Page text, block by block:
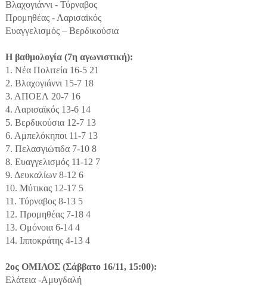
Βλαχογιάννι - Τύρναβος
Προμηθέας - Λαρισαϊκός
Ευαγγελισμός – Βερδικούσια
Η βαθμολογία (7η αγωνιστική):
1. Νέα Πολιτεία 16-5 21
2. Βλαχογιάννι 15-7 18
3. ΑΠΟΕΛ 20-7 16
4. Λαρισαϊκός 13-6 14
5. Βερδικούσια 12-7 13
6. Αμπελόκηποι 11-7 13
7. Πελασγιώτιδα 7-10 8
8. Ευαγγελισμός 11-12 7
9. Δευκαλίων 8-12 6
10. Μύτικας 12-17 5
11. Τύρναβος 8-13 5
12. Προμηθέας 7-18 4
13. Ομόνοια 6-14 4
14. Ιπποκράτης 4-13 4
2ος ΟΜΙΛΟΣ (Σάββατο 16/11, 15:00):
Ελάτεια -Αμυγδαλή